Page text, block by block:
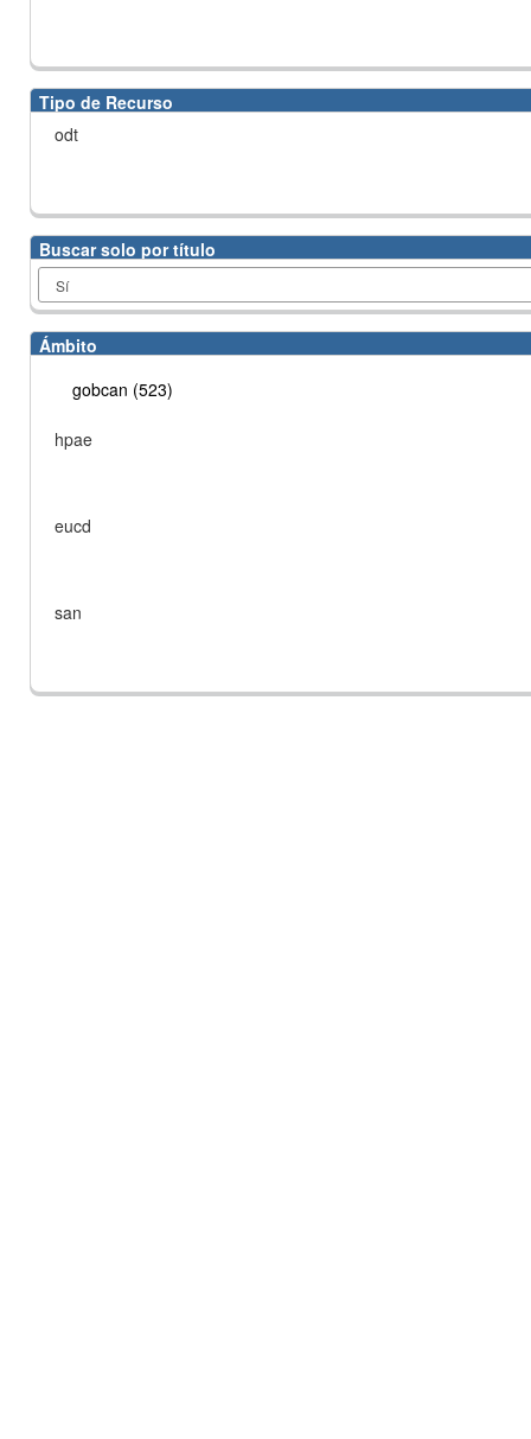
Tipo de Recurso
odt
Buscar solo por título
Ámbito
gobcan (523)
hpae
eucd
san